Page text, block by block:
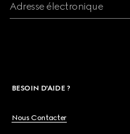
Adresse électronique
BESOIN D'AIDE ?
Nous Contacter